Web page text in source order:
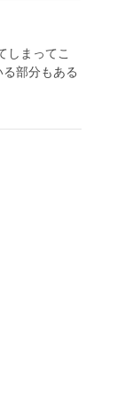
しまってこ
部分もある